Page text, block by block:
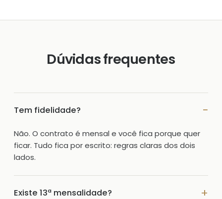
Dúvidas frequentes
Tem fidelidade?
Não. O contrato é mensal e você fica porque quer
ficar. Tudo fica por escrito: regras claras dos dois
lados.
Existe 13ª mensalidade?